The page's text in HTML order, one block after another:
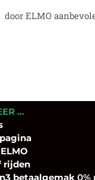
door ELMO
…
rijden
betaalgemak 0%